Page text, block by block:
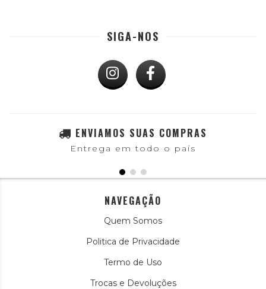
SIGA-NOS
ENVIAMOS SUAS COMPRAS
Entrega em todo o país
NAVEGAÇÃO
Quem Somos
Politica de Privacidade
Termo de Uso
Trocas e Devoluções